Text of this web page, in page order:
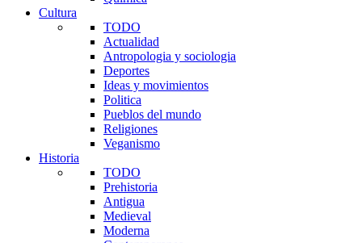
Cultura
TODO
Actualidad
Antropologia y sociologia
Deportes
Ideas y movimientos
Politica
Pueblos del mundo
Religiones
Veganismo
Historia
TODO
Prehistoria
Antigua
Medieval
Moderna